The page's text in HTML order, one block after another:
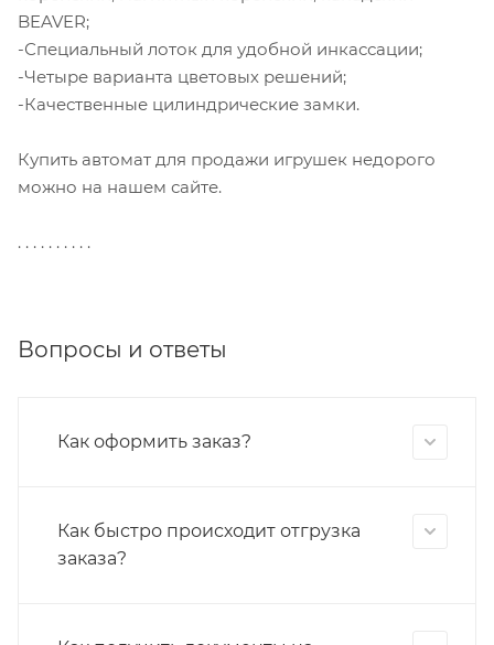
BEAVER;
-Специальный лоток для удобной инкассации;
-Четыре варианта цветовых решений;
-Качественные цилиндрические замки.
Купить автомат для продажи игрушек недорого
можно на нашем сайте.
. . . . . . . . . .
Вопросы и ответы
Как оформить заказ?
Как быстро происходит отгрузка
заказа?